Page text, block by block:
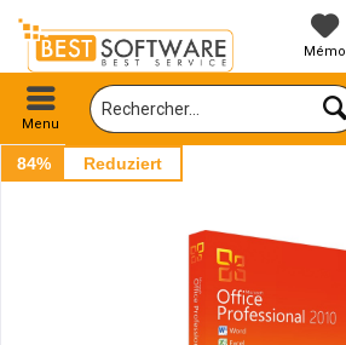
Mémo
Menu
84% Reduziert